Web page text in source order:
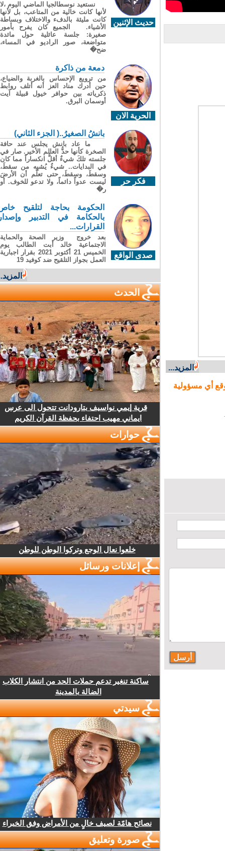
المزيد...
أي مسؤولية
حديث الإثنين
نستعيد نوسطالجيا الماضي اليوم ،لا
لأنها كانت خالية من المتاعب، بل لأنها
كانت مليئة بالدفء والاختلاف وبساطة
الأشياء. الجميع كان يفرح بأمور
صغيرة: جلسة عائلية حول مائدة
متواضعة، صور الراديو في المساء،
ضح�
الحرية الان
دمعة من ذاكرة
من ترويع الإحساس بالغربة والضياع،
حين أدرك مناد العز أنه أتلف روابط
ذكرياته بين حوافر خيول قبيلة آيت
أوسمان البرق.
فكر حر
بانشُ الصغيرُ..( الجزء الثاني)
ما عاد بانش يجلس عند حافة
الصخرة كأنها حدُّ العالم الأخير. صار في
جلسته تلكَ شيءٌ أقلُّ انكساراً مما كان
في البدايات.. شيءٌ يُشبِه من سقطَ،
وسقطَ، وسقطَ، حتى تعلّم أن الأرضَ
ليست عدواً دائماً، ولا تدعو للخوف. أو
ر�
صدى الواقع
الحكومة بحاجة لتلقيح خاص
بالحكامة في التدبير وإصدار
القرارات...
بعد خروج وزير الصحة والحماية
الاجتماعية خالد أبت الطالب يوم
الخميس 21 أكتوبر 2021 بقرار اجبارية
العمل بجواز التلقيح ضد كوفيد 19
المزيد...
الحدث
قرية إيمي نواسيف بتارودانت تتحول الى عرس
ايماني مهيب احتفاء بحفظة القرآن الكريم
حوارات
خلعوا نعال الوجع وتركوا الوطن للوطن
إعلانات ورسائل
ساكنة تنغير تدعم حملات الحد من انتشار الكلاب
الضالة بالمدينة
سيدتي
نصائح هامّة لصيف خالٍ من الأمراض وفق الخبراء
صورة وتعليق